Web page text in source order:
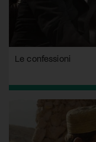
Le confessioni